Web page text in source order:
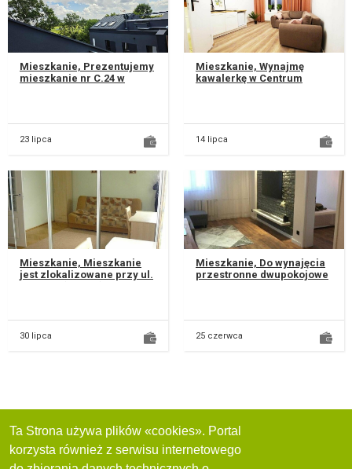
Mieszkanie, Prezentujemy
mieszkanie nr C.24 w
23 lipca
Mieszkanie, Wynajmę
kawalerkę w Centrum
14 lipca
Mieszkanie, Mieszkanie
jest zlokalizowane przy ul.
30 lipca
Mieszkanie, Do wynajęcia
przestronne dwupokojowe
25 czerwca
Ta Strona używa plików «cookies». Portal
korzysta również z serwisu internetowego